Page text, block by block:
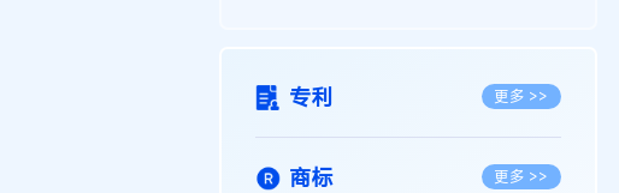
专利 更多 >>
商标 更多 >>